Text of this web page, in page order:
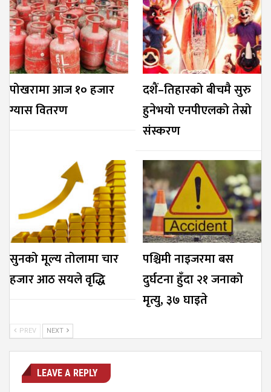
पोखरामा आज १० हजार
ग्यास वितरण
दशैं–तिहारको बीचमै सुरु
हुनेभयो एनपीएलको तेस्रो
संस्करण
सुनको मूल्य तोलामा चार
हजार आठ सयले वृद्धि
पश्चिमी नाइजरमा बस
दुर्घटना हुँदा २१ जनाको
मृत्यु, ३७ घाइते
PREV NEXT
LEAVE A REPLY